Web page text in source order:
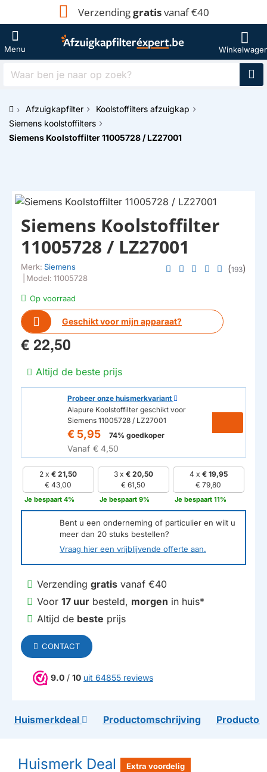
Verzendinggratisvanaf €40
Waar
naar
op
zoek?
h
o
m
Afzuigkapfilter
Koolstoffilters afzuigkap
Siemens koolstoffilters
Siemens Koolstoffilter 11005728 / LZ27001
Op voorraad
Geschikt voor mijn apparaat?
Siemens Koolstoffilter
11005728 / LZ27001
Merk: Siemens
Model: 11005728
(193)
€ 22,50
Altijd de beste prijs
Probeer onze huismerkvariant
Alapure Koolstoffilter geschikt voor
Siemens 11005728 / LZ27001
€ 5,95 74% goedkoper
Vanaf € 4,50
2 x€ 21,50
€ 43,00
Je bespaart 4%
3 x € 20,50
€ 61,50
Je bespaart 9%
4 x € 19,95
€ 79,80
Je bespaart 11%
Bent u een onderneming of particulier en wilt u
meer dan 20 stuks bestellen?
Vraag hier een vrijblijvende offerte aan.
Verzending gratis vanaf €40
Voor 17 uur besteld, morgen in huis*
Altijd de beste prijs
CONTACT
9.0 / 10 uit 64855 reviews
Huismerkdeal Productomschrijving
Huismerk Deal Extra voordelig